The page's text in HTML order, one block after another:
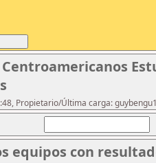
Propietario/Última carga:
equipos con